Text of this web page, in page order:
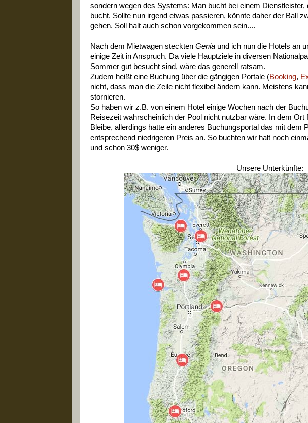
sondern wegen des Systems: Man bucht bei einem
bucht. Sollte nun irgend etwas passieren, könnte daher der Ball
gehen. Soll halt auch schon vorgekommen sein....
Nach dem Mietwagen steckten Genia und ich nun die Hotels an
einige Zeit in Anspruch. Da viele Hauptziele in diversen
Sommer gut besucht sind, wäre das generell ratsam.
Zudem heißt eine Buchung über die gängigen Portale (Booking,
nicht, dass man die Zeile nicht flexibel ändern kann. Meistens
stornieren.
So haben wir z.B. von einem Hotel einige Wochen nach der
Reisezeit wahrscheinlich der Pool nicht nutzbar wäre. In dem
Bleibe, allerdings hatte ein anderes Buchungsportal das mit dem
entsprechend niedrigeren Preis an. So buchten wir halt noch
und schon 30$ weniger.
Unsere Unterkünfte: